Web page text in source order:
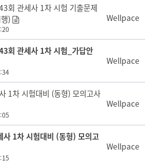
회 관세사 1차 시험 기출문제
)
Wellpace
회 관세사 1차 시험_가답안
Wellpace
1차 시험대비 (동형) 모의고사
Wellpace
1차 시험대비 (동형) 모의고
Wellpace